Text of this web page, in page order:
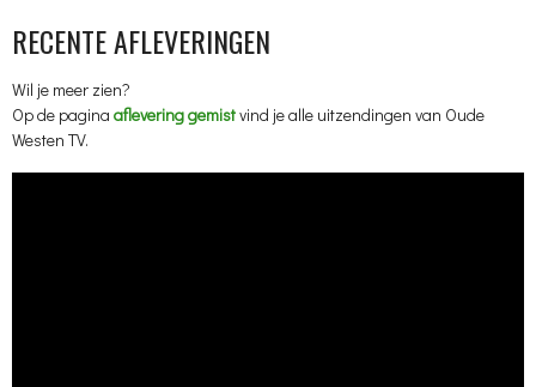
RECENTE AFLEVERINGEN
Wil je meer zien?
Op de pagina aflevering gemistvind je alle uitzendingen van Oude
Westen TV.